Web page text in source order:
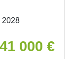
2028
000 €